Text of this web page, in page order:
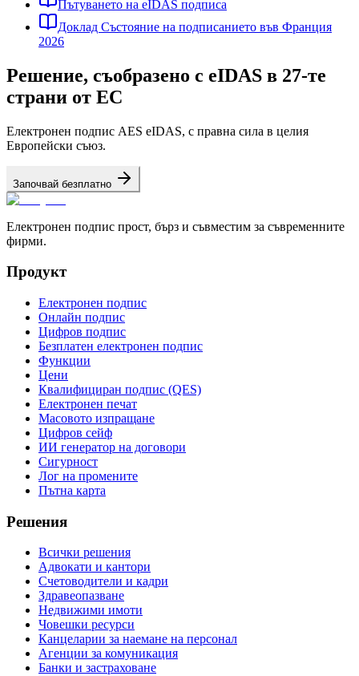
Пътуването на eIDAS подписа
Доклад Състояние на подписанието във Франция
2026
Решение, съобразено с eIDAS в 27-те
страни от ЕС
Електронен подпис AES eIDAS, с правна сила в целия
Европейски съюз.
Започвай безплатно
Електронен подпис прост, бърз и съвместим за съвременните
фирми.
Продукт
Електронен подпис
Онлайн подпис
Цифров подпис
Безплатен електронен подпис
Функции
Цени
Квалифициран подпис (QES)
Електронен печат
Масовото изпращане
Цифров сейф
ИИ генератор на договори
Сигурност
Лог на промените
Пътна карта
Решения
Всички решения
Адвокати и кантори
Счетоводители и кадри
Здравеопазване
Недвижими имоти
Човешки ресурси
Канцеларии за наемане на персонал
Агенции за комуникация
Банки и застраховане